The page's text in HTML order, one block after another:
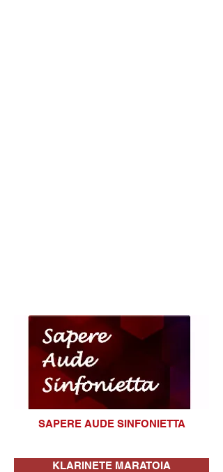
SAPERE AUDE SINFONIETTA
KLARINETE MARATOIA